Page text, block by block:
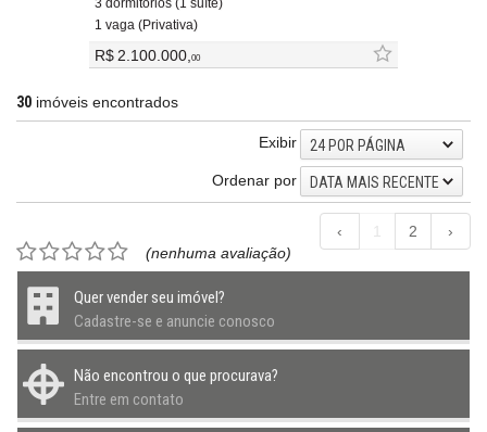
3 dormitórios (1 suíte)
1 vaga (Privativa)
R$ 2.100.000,00
30 imóveis encontrados
Exibir
24 POR PÁGINA
Ordenar por
DATA MAIS RECENTE
‹ 2
›
(nenhuma avaliação)
Quer vender seu imóvel?
Cadastre-se e anuncie conosco
Não encontrou o que procurava?
Entre em contato